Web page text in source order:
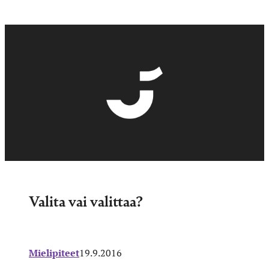
Valita vai valittaa?
Mielipiteet19.9.2016